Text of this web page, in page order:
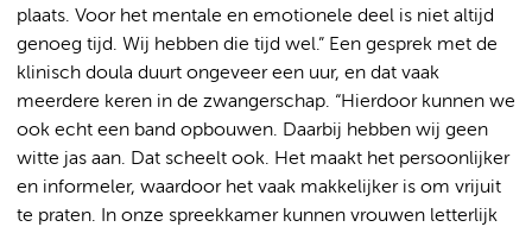
plaats. Voor het mentale en emotionele deel is niet altijd
genoeg tijd. Wij hebben die tijd wel.” Een gesprek met de
klinisch doula duurt ongeveer een uur, en dat vaak
meerdere keren in de zwangerschap. “Hierdoor kunnen we
ook echt een band opbouwen. Daarbij hebben wij geen
witte jas aan. Dat scheelt ook. Het maakt het persoonlijker
en informeler, waardoor het vaak makkelijker is om vrijuit
te praten. In onze spreekkamer kunnen vrouwen letterlijk